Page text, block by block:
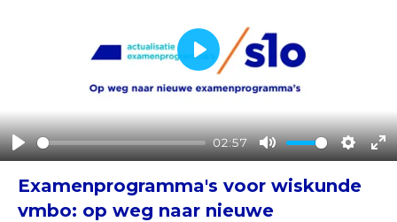
Play
02:57
Mute
Play
Examenprogramma's voor wiskunde
vmbo: op weg naar nieuwe